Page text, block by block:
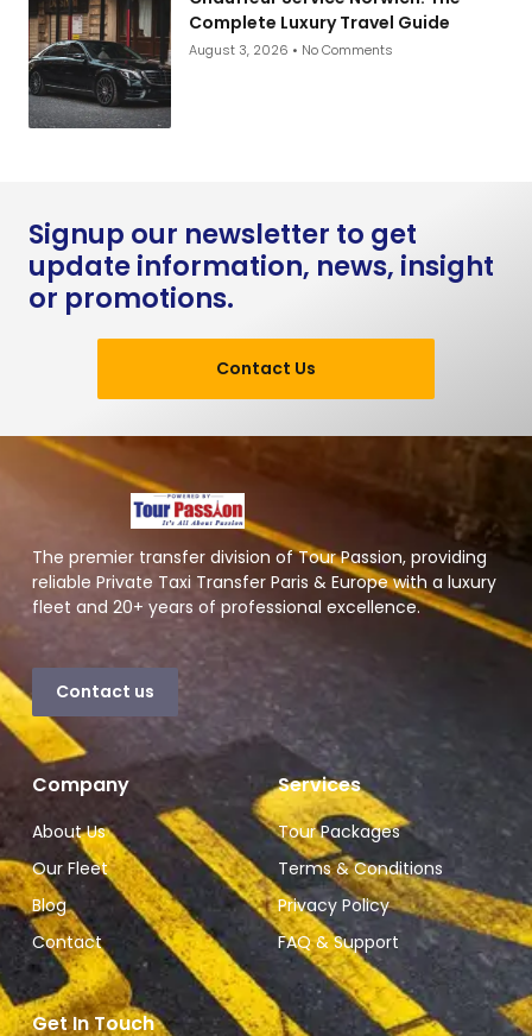
Complete Luxury Travel Guide
August 3, 2026 No Comments
Signup our newsletter to get
update information, news, insight
or promotions.
Contact Us
The premier transfer division of Tour Passion, providing
reliable Private Taxi Transfer Paris & Europe with a luxury
fleet and 20+ years of professional excellence.
Contact us
Company
About Us
Our Fleet
Blog
Contact
Services
Tour Packages
Terms & Conditions
Privacy Policy
FAQ & Support
Get In Touch